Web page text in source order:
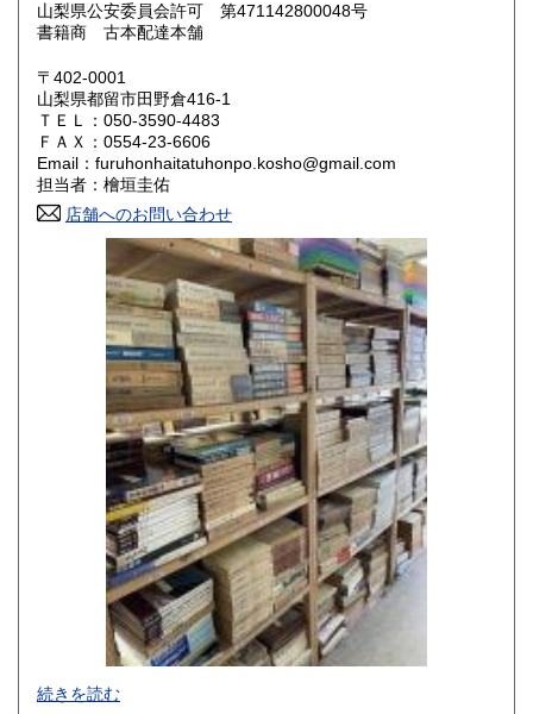
鳥取県 800円 島根県
岡山県
山口県 800円
香川県 800円 愛媛県
高知県 800円
800円 長崎県
800円 大分県
800円 鹿児島県
1,500円
山梨県公安委員会許可 第471142800048号
書籍商 古本配達本舗
〒402-0001
山梨県都留市田野倉416-1
ＴＥＬ：050-3590-4483
ＦＡＸ：0554-23-6606
Email：furuhonhaitatuhonpo.kosho@gmail.com
担当者：檜垣圭佑
店舗へのお問い合わせ
-
続きを読む